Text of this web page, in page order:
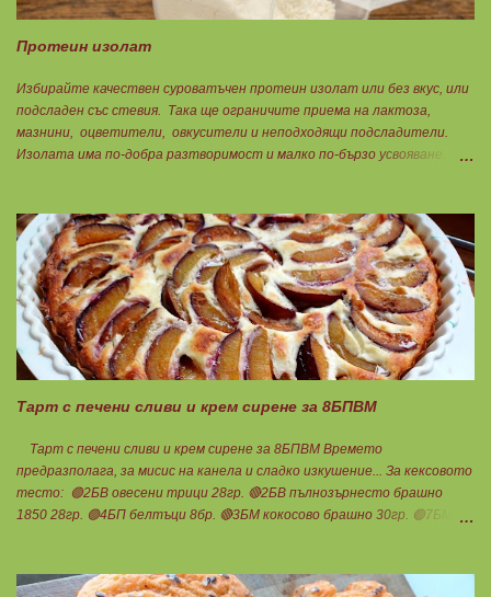
обратен процес на реестеризация. Винаги избирайте
форма. И накрая е важно ...
Протеин изолат
Избирайте качествен суроватъчен протеин изолат или без вкус, или
подсладен със стевия. Така ще ограничите приема на лактоза,
мазнини, оцветители, овкусители и неподходящи подсладители.
Изолата има по-добра разтворимост и малко по-бързо усвояване.
филтрация при качествените продукти отстранява млечната захар
и по този начин се избягват проблемите със алергии, задържане на
вода, подуване на стомаха, диария или друг тип дискомфорт.
Тарт с печени сливи и крем сирене за 8БПВМ
Тарт с печени сливи и крем сирене за 8БПВМ Времето
предразполага, за мисис на канела и сладко изкушение... За кексовото
тесто: 🟢2БВ овесени трици 28гр. 🔴2БВ пълнозърнесто брашно
1850 28гр. 🟢4БП белтъци 8бр. 🔴3БМ кокосово брашно 30гр. 🟢7БМ
добре и се оставя на страна да набъбне. За чийз крема: 🟢3БП